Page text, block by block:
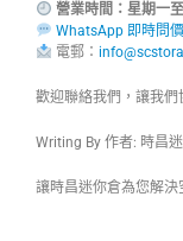
營業時間：星期
WhatsApp 即時問
電郵：
歡迎聯絡我們，讓我們
Writing By 作者: 時昌
讓時昌迷你倉為您解決